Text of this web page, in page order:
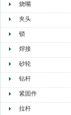
烧嘴
夹头
锁
焊接
砂轮
钻杆
紧固件
拉杆